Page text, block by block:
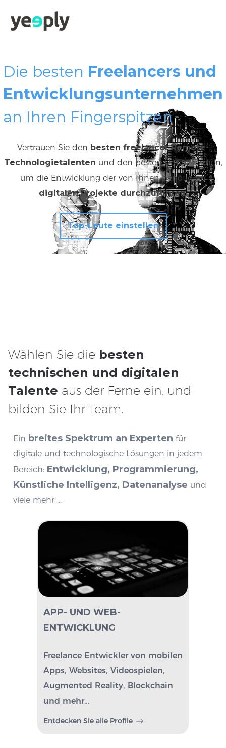
Die besten Freelancers und
Entwicklungsunternehmen
an Ihren Fingerspitzen
Vertrauen Sie den besten freelancer Remote-
Technologietalenten und den besten Unternehmen,
um die Entwicklung der von Ihnen benötigten
digitalen Projekte durchzuführen.
Top-Leute einstellen
Wählen Sie die besten
technischen und digitalen
Talente aus der Ferne ein, und
bilden Sie Ihr Team.
Ein breites Spektrum an Experten für
digitale und technologische Lösungen in jedem
Bereich: Entwicklung, Programmierung,
Künstliche Intelligenz, Datenanalyse und
viele mehr …
APP- UND WEB-
ENTWICKLUNG
Freelance Entwickler von mobilen
Apps, Websites, Videospielen,
Augmented Reality, Blockchain
und mehr…
Entdecken Sie alle Profile